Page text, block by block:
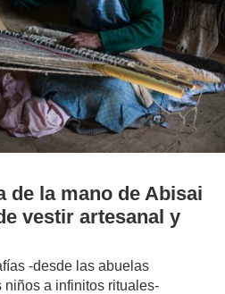
de la mano de Abisai
vestir artesanal y
-desde las abuelas
a infinitos rituales-